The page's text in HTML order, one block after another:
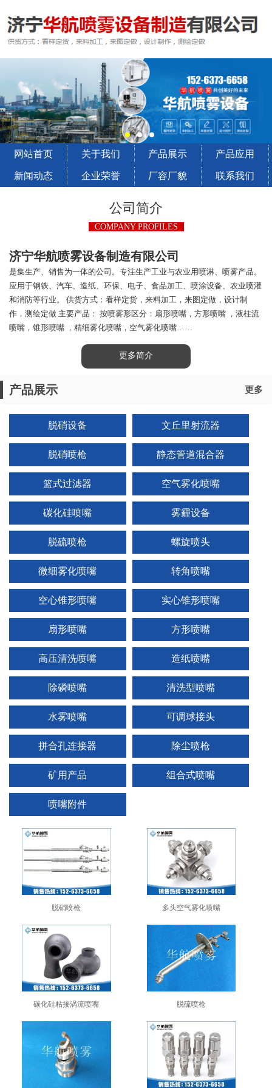
1 2 3
网站首页 关于我们 产品展示 产品应用
新闻动态 企业荣誉 厂容厂貌 联系我们
公司简介
COMPANY PROFILES
济宁华航喷雾设备制造有限公司
是集生产、销售为一体的公司。专注生产工业与农业用喷淋、喷雾产品。
应用于钢铁、汽车、造纸、环保、电子、食品加工、喷涂设备、农业喷灌
和消防等行业。 供货方式：看样定货，来料加工，来图定做，设计制
作，测绘定做 主要产品： 按喷雾形区分：扇形喷嘴，方形喷嘴 ，液柱流
喷嘴，锥形喷嘴 ，精细雾化喷嘴，空气雾化喷嘴……
更多简介
产品展示 更多
脱硝设备 文丘里射流器
脱硝喷枪 静态管道混合器
篮式过滤器 空气雾化喷嘴
碳化硅喷嘴 雾霾设备
脱硫喷枪 螺旋喷头
微细雾化喷嘴 转角喷嘴
空心锥形喷嘴 实心锥形喷嘴
扇形喷嘴 方形喷嘴
高压清洗喷嘴 造纸喷嘴
除磷喷嘴 清洗型喷嘴
水雾喷嘴 可调球接头
拼合孔连接器 除尘喷枪
矿用产品 组合式喷嘴
喷嘴附件
脱硝喷枪 多头空气雾化喷嘴
碳化硅粘接涡流喷嘴 脱硫喷枪